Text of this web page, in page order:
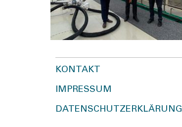
KONTAKT
IMPRESSUM
DATENSCHUTZERKLÄRUNG